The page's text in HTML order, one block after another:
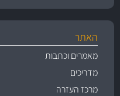
האתר
מאמרים וכתבות
מדריכים
מרכז העזרה